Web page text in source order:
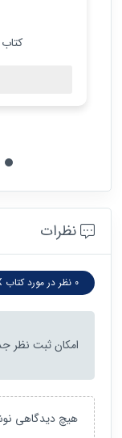
نظرات
0 نظر در مورد کتاب The Definitive Guide to DAX
امکان ثبت نظر
هیچ دیدگاهی